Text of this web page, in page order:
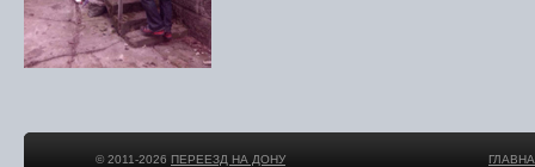
© 2011-2026 ПЕРЕЕЗД НА ДОНУ